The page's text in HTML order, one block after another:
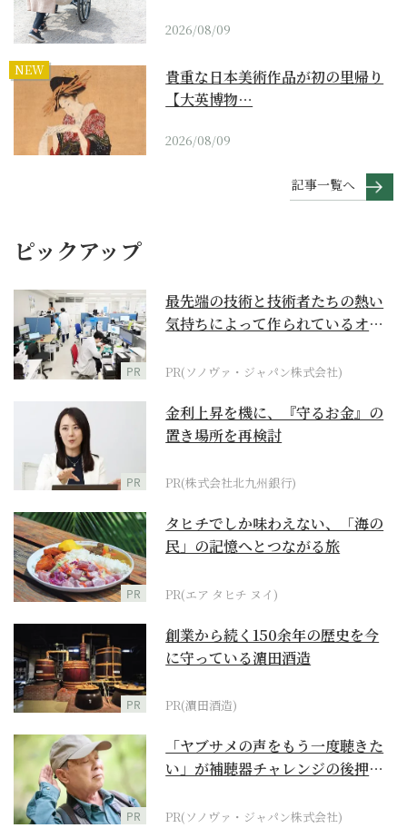
2026/08/09
NEW
貴重な日本美術作品が初の里帰り
【大英博物…
2026/08/09
記事一覧へ
ピックアップ
PR
最先端の技術と技術者たちの熱い
気持ちによって作られているオー
PR(ソノヴァ・ジャパン株式会社)
PR
金利上昇を機に、『守るお金』の
置き場所を再検討
PR(株式会社北九州銀行)
PR
タヒチでしか味わえない、「海の
民」の記憶へとつながる旅
PR(エア タヒチ ヌイ)
PR
創業から続く150余年の歴史を今
に守っている濵田酒造
PR(濵田酒造)
PR
「ヤブサメの声をもう一度聴きた
い」が補聴器チャレンジの後押し
PR(ソノヴァ・ジャパン株式会社)